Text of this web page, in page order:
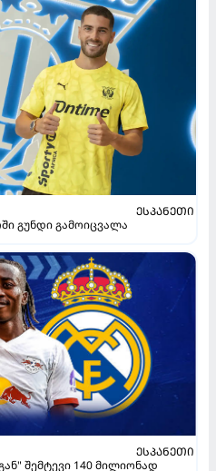
ᲔᲡᲞᲐᲜᲔᲗᲘ
გუნდი გამოიცვალა
ᲔᲡᲞᲐᲜᲔᲗᲘ
შემტევი 140 მილიონად